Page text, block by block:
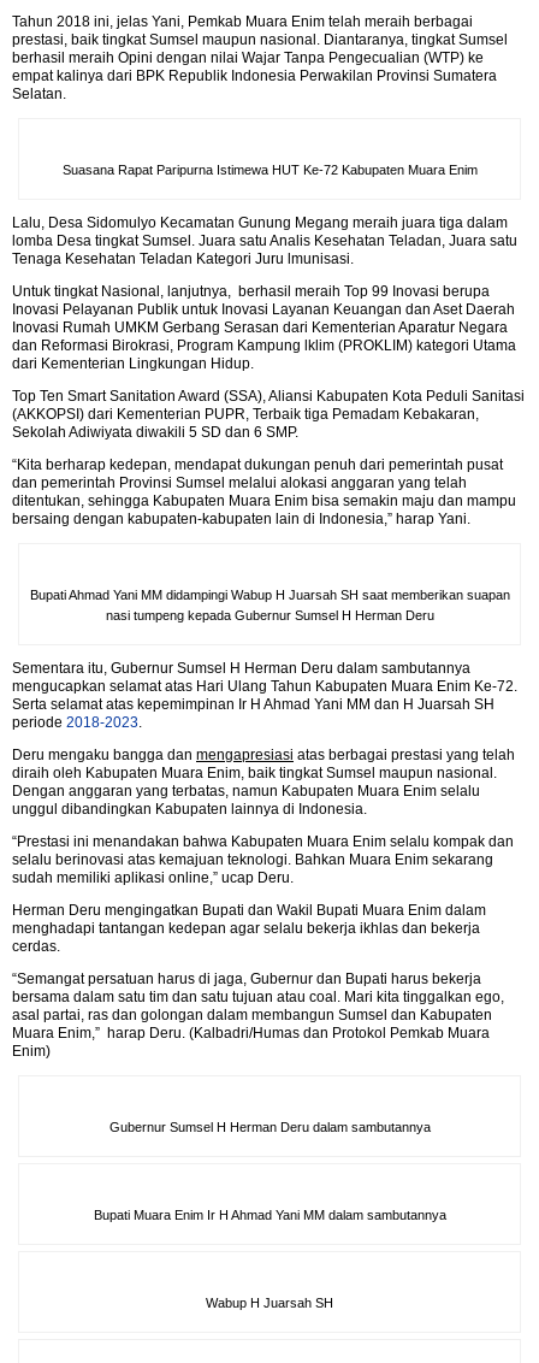
Tahun 2018 ini, jelas Yani, Pemkab Muara Enim telah meraih berbagai
prestasi, baik tingkat Sumsel maupun nasional. Diantaranya, tingkat Sumsel
berhasil meraih Opini dengan nilai Wajar Tanpa Pengecualian (WTP) ke
empat kalinya dari BPK Republik Indonesia Perwakilan Provinsi Sumatera
Selatan.
Suasana Rapat Paripurna Istimewa HUT Ke-72 Kabupaten Muara Enim
Lalu, Desa Sidomulyo Kecamatan Gunung Megang meraih juara tiga dalam
lomba Desa tingkat Sumsel. Juara satu Analis Kesehatan Teladan, Juara satu
Tenaga Kesehatan Teladan Kategori Juru lmunisasi.
Untuk tingkat Nasional, lanjutnya, berhasil meraih Top 99 Inovasi berupa
Inovasi Pelayanan Publik untuk Inovasi Layanan Keuangan dan Aset Daerah
Inovasi Rumah UMKM Gerbang Serasan dari Kementerian Aparatur Negara
dan Reformasi Birokrasi, Program Kampung lklim (PROKLIM) kategori Utama
dari Kementerian Lingkungan Hidup.
Top Ten Smart Sanitation Award (SSA), Aliansi Kabupaten Kota Peduli Sanitasi
(AKKOPSI) dari Kementerian PUPR, Terbaik tiga Pemadam Kebakaran,
Sekolah Adiwiyata diwakili 5 SD dan 6 SMP.
“Kita berharap kedepan, mendapat dukungan penuh dari pemerintah pusat
dan pemerintah Provinsi Sumsel melalui alokasi anggaran yang telah
ditentukan, sehingga Kabupaten Muara Enim bisa semakin maju dan mampu
bersaing dengan kabupaten-kabupaten lain di Indonesia,” harap Yani.
Bupati Ahmad Yani MM didampingi Wabup H Juarsah SH saat memberikan suapan
nasi tumpeng kepada Gubernur Sumsel H Herman Deru
Sementara itu, Gubernur Sumsel H Herman Deru dalam sambutannya
mengucapkan selamat atas Hari Ulang Tahun Kabupaten Muara Enim Ke-72.
Serta selamat atas kepemimpinan Ir H Ahmad Yani MM dan H Juarsah SH
periode 2018-2023.
Deru mengaku bangga dan mengapresiasi atas berbagai prestasi yang telah
diraih oleh Kabupaten Muara Enim, baik tingkat Sumsel maupun nasional.
Dengan anggaran yang terbatas, namun Kabupaten Muara Enim selalu
unggul dibandingkan Kabupaten lainnya di Indonesia.
“Prestasi ini menandakan bahwa Kabupaten Muara Enim selalu kompak dan
selalu berinovasi atas kemajuan teknologi. Bahkan Muara Enim sekarang
sudah memiliki aplikasi online,” ucap Deru.
Herman Deru mengingatkan Bupati dan Wakil Bupati Muara Enim dalam
menghadapi tantangan kedepan agar selalu bekerja ikhlas dan bekerja
cerdas.
“Semangat persatuan harus di jaga, Gubernur dan Bupati harus bekerja
bersama dalam satu tim dan satu tujuan atau coal. Mari kita tinggalkan ego,
asal partai, ras dan golongan dalam membangun Sumsel dan Kabupaten
Muara Enim,” harap Deru. (Kalbadri/Humas dan Protokol Pemkab Muara
Enim)
Gubernur Sumsel H Herman Deru dalam sambutannya
Bupati Muara Enim Ir H Ahmad Yani MM dalam sambutannya
Wabup H Juarsah SH